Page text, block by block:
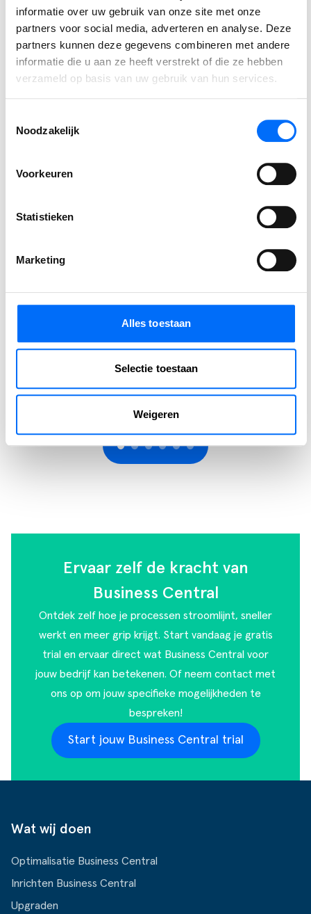
informatie over uw gebruik van onze site met onze
partners voor social media, adverteren en analyse. Deze
partners kunnen deze gegevens combineren met andere
informatie die u aan ze heeft verstrekt of die ze hebben
verzameld op basis van uw gebruik van hun services.
Noodzakelijk
Voorkeuren
Statistieken
Marketing
Alles toestaan
Selectie toestaan
Weigeren
Auteur
MARLOES VELDKAMP
Lead Marketing
⟵ Terug naar overzicht
Podcast
Business Central.
LEES VERDER
Ervaar zelf de kracht van
Business Central
Ontdek zelf hoe je processen stroomlijnt, sneller
werkt en meer grip krijgt. Start vandaag je gratis
trial en ervaar direct wat Business Central voor
jouw bedrijf kan betekenen. Of neem contact met
ons op om jouw specifieke mogelijkheden te
bespreken!
Start jouw Business Central trial
Wat wij doen
Optimalisatie Business Central
Inrichten Business Central
Upgraden